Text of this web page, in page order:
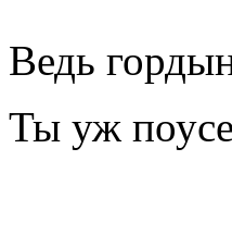
Ведь
Ты уж